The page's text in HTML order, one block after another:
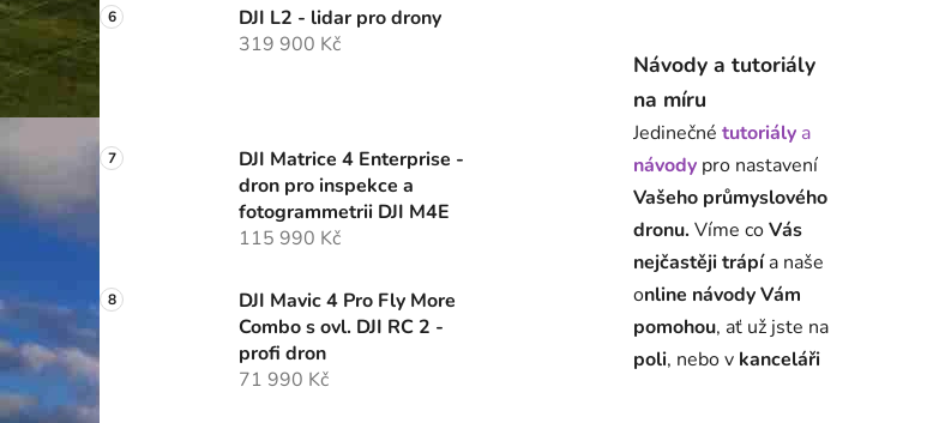
DJI L2 - lidar pro drony
319 900 Kč
DJI Matrice 4 Enterprise -
dron pro inspekce a
fotogrammetrii DJI M4E
115 990 Kč
DJI Mavic 4 Pro Fly More
Combo s ovl. DJI RC 2 -
profi dron
71 990 Kč
Návody a tutoriály
na míru
Jedinečné tutoriály a
návody pro nastavení
Vašeho průmyslového
dronu. Víme coVás
nejčastěji trápía naše
online návody Vám
pomohou, ať už jste na
poli, nebo v kanceláři